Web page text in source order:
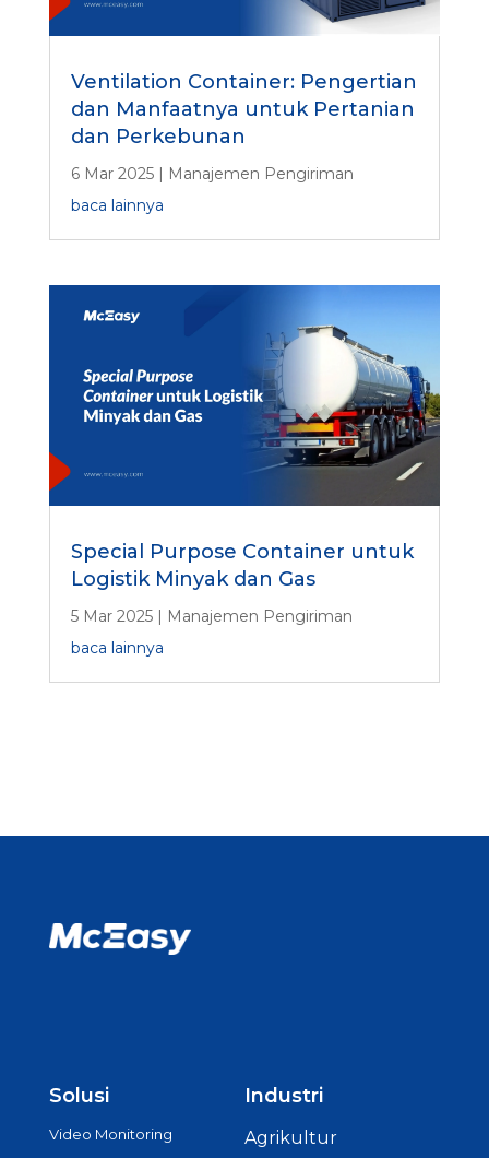
Ventilation Container: Pengertian
dan Manfaatnya untuk Pertanian
dan Perkebunan
6 Mar 2025| Manajemen Pengiriman
baca lainnya
Special Purpose Container untuk
Logistik Minyak dan Gas
5 Mar 2025| Manajemen Pengiriman
baca lainnya
Solusi
Video Monitoring
Industri
Agrikultur